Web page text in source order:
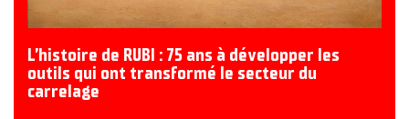
L’histoire de RUBI : 75 ans à développer les
outils qui ont transformé le secteur du
carrelage